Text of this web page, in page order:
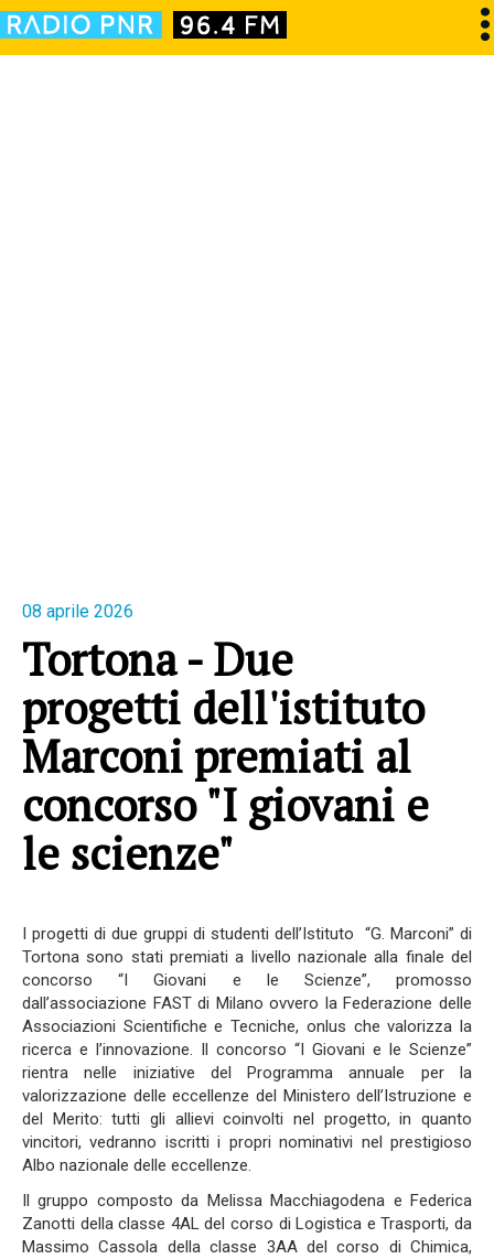
08 aprile 2026
Tortona - Due
progetti dell'istituto
Marconi premiati al
concorso "I giovani e
le scienze"
I progetti di due gruppi di studenti dell’Istituto “G. Marconi” di
Tortona sono stati premiati a livello nazionale alla finale del
concorso “I Giovani e le Scienze”, promosso
dall’associazione FAST di Milano ovvero la Federazione delle
Associazioni Scientifiche e Tecniche, onlus che valorizza la
ricerca e l’innovazione. Il concorso “I Giovani e le Scienze”
rientra nelle iniziative del Programma annuale per la
valorizzazione delle eccellenze del Ministero dell’Istruzione e
del Merito: tutti gli allievi coinvolti nel progetto, in quanto
vincitori, vedranno iscritti i propri nominativi nel prestigioso
Albo nazionale delle eccellenze.
Il gruppo composto da Melissa Macchiagodena e Federica
Zanotti della classe 4AL del corso di Logistica e Trasporti, da
Massimo Cassola della classe 3AA del corso di Chimica,